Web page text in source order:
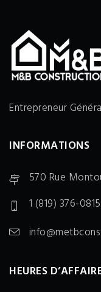
Entrepreneur
INFORMATIONS
570 Rue
1 (819) 376-0815
HEURES